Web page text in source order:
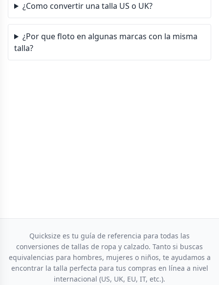
¿Como convertir una talla US o UK?
¿Por que floto en algunas marcas con la misma
talla?
Quicksize es tu guía de referencia para todas las
conversiones de tallas de ropa y calzado. Tanto si buscas
equivalencias para hombres, mujeres o niños, te ayudamos a
encontrar la talla perfecta para tus compras en línea a nivel
internacional (US, UK, EU, IT, etc.).